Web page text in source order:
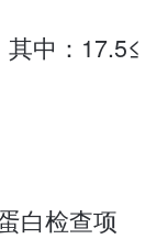
其中：17.5≤
白检查项